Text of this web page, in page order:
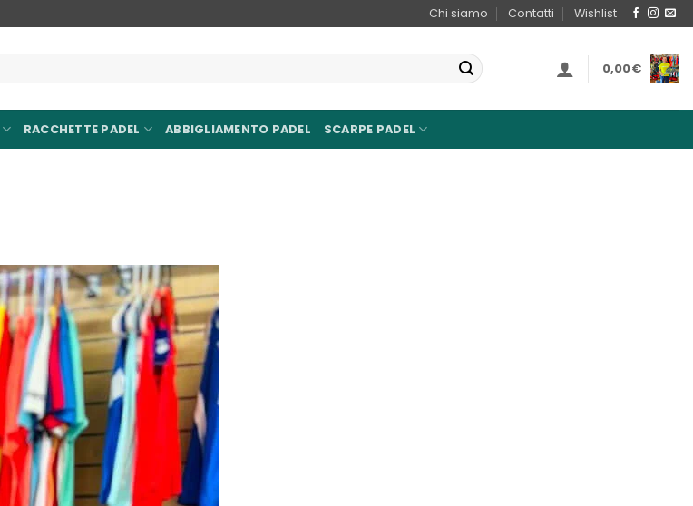
Chi siamo Contatti Wishlist
0,00€
RACCHETTE PADEL ABBIGLIAMENTO PADEL SCARPE PADEL